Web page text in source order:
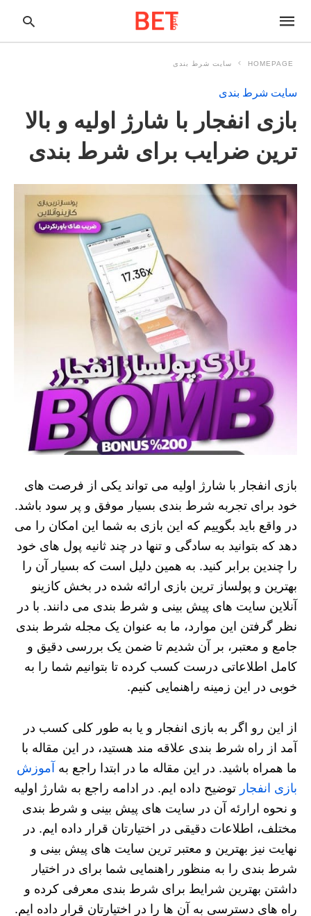
HOMEPAGE سایت شرط بندی
سایت شرط بندی
بازی انفجار با شارژ اولیه و بالا
ترین ضرایب برای شرط بندی
بازی انفجار با شارژ اولیه می تواند یکی از فرصت های
خود برای تجربه شرط بندی بسیار موفق و پر سود باشد.
در واقع باید بگوییم که این بازی به شما این امکان را می
دهد که بتوانید به سادگی و تنها در چند ثانیه پول های خود
را چندین برابر کنید. به همین دلیل است که بسیار آن را
بهترین و پولساز ترین بازی ارائه شده در بخش کازینو
آنلاین سایت های پیش بینی و شرط بندی می دانند. با در
نظر گرفتن این موارد، ما به عنوان یک مجله شرط بندی
جامع و معتبر، بر آن شدیم تا ضمن یک بررسی دقیق و
کامل اطلاعاتی درست کسب کرده تا بتوانیم شما را به
خوبی در این زمینه راهنمایی کنیم.
از این رو اگر به بازی انفجار و یا به طور کلی کسب در
آمد از راه شرط بندی علاقه مند هستید، در این مقاله با
ما همراه باشید. در این مقاله ما در ابتدا راجع به آموزش
بازی انفجار توضیح داده ایم. در ادامه راجع به شارژ اولیه
و نحوه ارارئه آن در سایت های پیش بینی و شرط بندی
مختلف، اطلاعات دقیقی در اختیارتان قرار داده ایم. در
نهایت نیز بهترین و معتبر ترین سایت های پیش بینی و
شرط بندی را به منظور راهنمایی شما برای در اختیار
داشتن بهترین شرایط برای شرط بندی معرفی کرده و
راه های دسترسی به آن ها را در اختیارتان قرار داده ایم.